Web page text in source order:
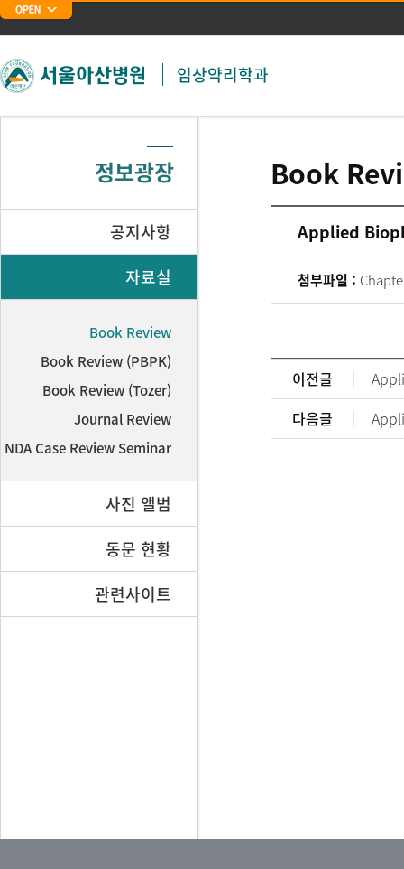
주메뉴 바로가기
본문 바로가기
임상약리학과
정보광장
공지사항
자료실
Book Review
Book Review (PBPK)
Book Review (Tozer)
Journal Review
NDA Case Review Seminar
사진 앨범
동문 현황
관련사이트
Book
Applied
첨부파일 :
이전글
다음글